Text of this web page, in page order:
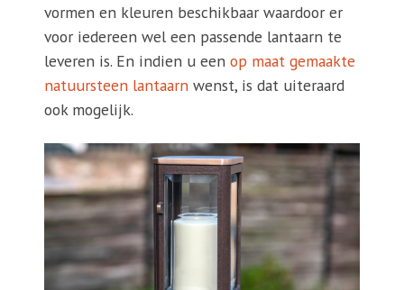
vormen en kleuren beschikbaar waardoor er
voor iedereen wel een passende lantaarn te
leveren is. En indien u een op maat gemaakte
natuursteen lantaarnwenst, is dat uiteraard
ook mogelijk.